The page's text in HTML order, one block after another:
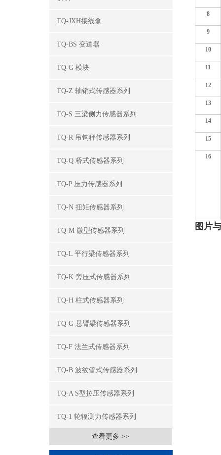
TQ-JXH接线盒
TQ-BS 变送器
TQ-G 模块
TQ-Z 轴销式传感器系列
TQ-S 三梁侧力传感器系列
TQ-R 吊钩秤传感器系列
TQ-Q 桥式传感器系列
TQ-P 压力传感器系列
TQ-N 扭矩传感器系列
TQ-M 微型传感器系列
TQ-L 平行梁传感器系列
TQ-K 旁压式传感器系列
TQ-H 柱式传感器系列
TQ-G 悬臂梁传感器系列
TQ-F 法兰式传感器系列
TQ-B 波纹管式传感器系列
TQ-A S型拉压传感器系列
TQ-1 轮辐测力传感器系列
查看更多 >>
8
9
10
11
12
13
14
15
16
图片